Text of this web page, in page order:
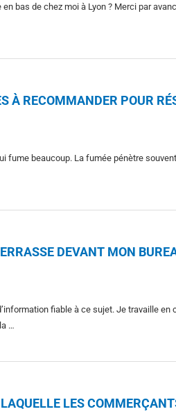
bas de chez moi à Lyon ? Merci par
À RECOMMANDER POUR
fume beaucoup. La fumée pénètre
DEVANT MON
fiable à ce sujet. Je travaille
…
LES